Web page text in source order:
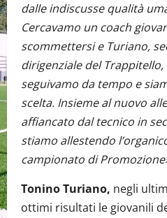
dalle indiscusse qualità
Cercavamo un coach
scommettersi e Turiano,
dirigenziale del Trappitello,
seguivamo da tempo e
scelta. Insieme al nuovo
affiancato dal tecnico in
stiamo allestendo
campionato di
Tonino Turiano, negli
ottimi risultati le giovanili